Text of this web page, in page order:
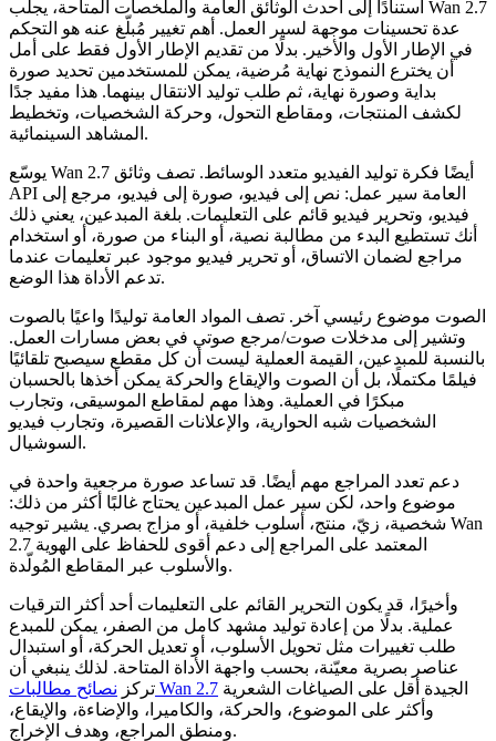
استنادًا إلى أحدث الوثائق العامة والملخصات المتاحة، يجلب Wan 2.7
عدة تحسينات موجهة لسير العمل. أهم تغيير مُبلّغ عنه هو التحكم
في الإطار الأول والأخير. بدلًا من تقديم الإطار الأول فقط على أمل
أن يخترع النموذج نهاية مُرضية، يمكن للمستخدمين تحديد صورة
بداية وصورة نهاية، ثم طلب توليد الانتقال بينهما. هذا مفيد جدًا
لكشف المنتجات، ومقاطع التحول، وحركة الشخصيات، وتخطيط
المشاهد السينمائية.
يوسّع Wan 2.7 أيضًا فكرة توليد الفيديو متعدد الوسائط. تصف وثائق
API العامة سير عمل: نص إلى فيديو، صورة إلى فيديو، مرجع إلى
فيديو، وتحرير فيديو قائم على التعليمات. بلغة المبدعين، يعني ذلك
أنك تستطيع البدء من مطالبة نصية، أو البناء من صورة، أو استخدام
مراجع لضمان الاتساق، أو تحرير فيديو موجود عبر تعليمات عندما
تدعم الأداة هذا الوضع.
الصوت موضوع رئيسي آخر. تصف المواد العامة توليدًا واعيًا بالصوت
وتشير إلى مدخلات صوت/مرجع صوتي في بعض مسارات العمل.
بالنسبة للمبدعين، القيمة العملية ليست أن كل مقطع سيصبح تلقائيًا
فيلمًا مكتملًا، بل أن الصوت والإيقاع والحركة يمكن أخذها بالحسبان
مبكرًا في العملية. وهذا مهم لمقاطع الموسيقى، وتجارب
الشخصيات شبه الحوارية، والإعلانات القصيرة، وتجارب فيديو
السوشيال.
دعم تعدد المراجع مهم أيضًا. قد تساعد صورة مرجعية واحدة في
موضوع واحد، لكن سير عمل المبدعين يحتاج غالبًا أكثر من ذلك:
شخصية، زيّ، منتج، أسلوب خلفية، أو مزاج بصري. يشير توجيه Wan
2.7 المعتمد على المراجع إلى دعم أقوى للحفاظ على الهوية
والأسلوب عبر المقاطع المُولّدة.
وأخيرًا، قد يكون التحرير القائم على التعليمات أحد أكثر الترقيات
عملية. بدلًا من إعادة توليد مشهد كامل من الصفر، يمكن للمبدع
طلب تغييرات مثل تحويل الأسلوب، أو تعديل الحركة، أو استبدال
عناصر بصرية معيّنة، بحسب واجهة الأداة المتاحة. لذلك ينبغي أن
تركز نصائح مطالبات Wan 2.7
وأكثر على الموضوع، والحركة، والكاميرا، والإضاءة، والإيقاع،
ومنطق المراجع، وهدف الإخراج.